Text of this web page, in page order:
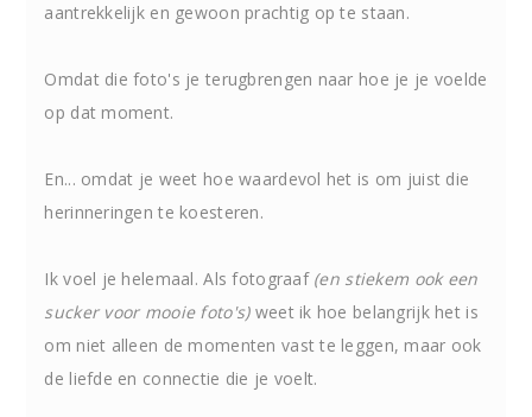
aantrekkelijk en gewoon prachtig op te staan.
Omdat die foto's je terugbrengen naar hoe je je voelde
op dat moment.
En... omdat je weet hoe waardevol het is om juist die
herinneringen te koesteren.
Ik voel je helemaal. Als fotograaf (en stiekem ook een
sucker voor mooie foto's)weet ik hoe belangrijk het is
om niet alleen de momenten vast te leggen, maar ook
de liefde en connectie die je voelt.